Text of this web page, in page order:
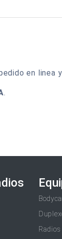
en linea
.